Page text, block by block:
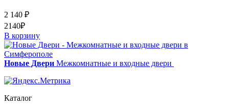
2 140 ₽
2140₽
В корзину
Новые Двери Межкомнатные и входные двери
Каталог